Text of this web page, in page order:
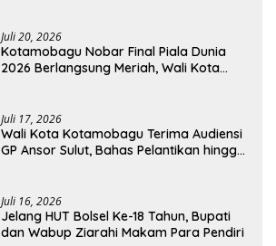
Juli 20, 2026
Kotamobagu Nobar Final Piala Dunia
2026 Berlangsung Meriah, Wali Kota
Juli 17, 2026
Wali Kota Kotamobagu Terima Audiensi
GP Ansor Sulut, Bahas Pelantikan hingga
Juli 16, 2026
Jelang HUT Bolsel Ke-18 Tahun, Bupati
dan Wabup Ziarahi Makam Para Pendiri